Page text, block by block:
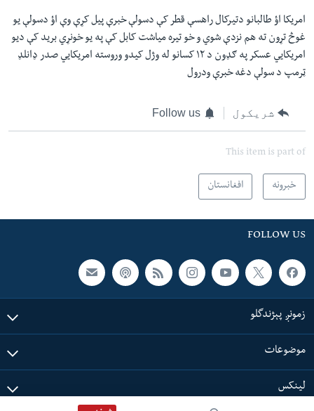
امریکا اؤ‌ طالبانو دتیرکال راهسې قطر کې دسولې خبرې پیل کړې وې اؤ‌ دسولې یو
غوڅ تړون ته هم نزدې شوي و‌ خو تیره میاشت کابل کې په یو خونړي برید کې دیو
امریکایي عسکر په ګډون د ۱۲ کسانو له وژل کیدو وروسته امریکایي صدر ډانلډ
ټرمپ د سولې دغه خبرې ودرول
شریکول Follow us
This item is part of
خبرونه افغانستان
FOLLOW US
زمونږ پېژندگلو
موضوعات
لینکس